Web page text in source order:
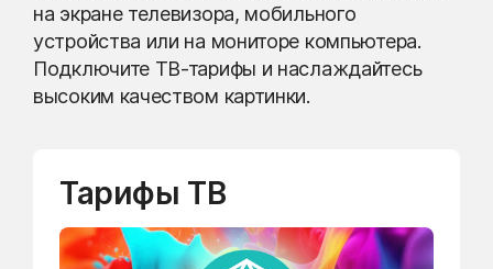
на экране телевизора, мобильного
устройства или на мониторе компьютера.
Подключите ТВ-тарифы и наслаждайтесь
высоким качеством картинки.
Тарифы ТВ